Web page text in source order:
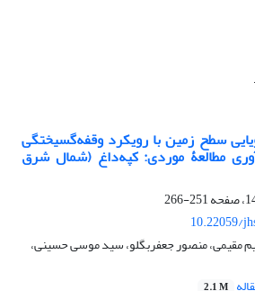
سطح زمین با رویکرد وقفه‌گسیختگی
مطالعۀ موردی: کپه‌داغ (شمال شرق
251-266
10.22059/
مقیمی، منصور جعفر‌بگلو، سید موسی حسینی،